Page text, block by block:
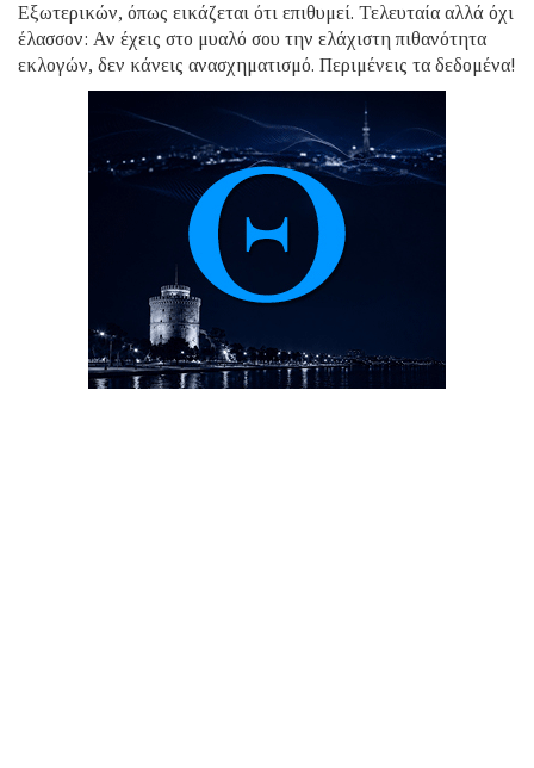
Εξωτερικών, όπως εικάζεται ότι επιθυμεί. Τελευταία αλλά όχι
έλασσον: Αν έχεις στο μυαλό σου την ελάχιστη πιθανότητα
εκλογών, δεν κάνεις ανασχηματισμό. Περιμένεις τα δεδομένα!